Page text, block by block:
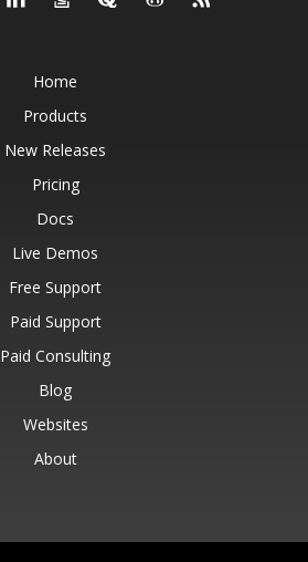
Home
Products
New Releases
Pricing
Docs
Live Demos
Free Support
Paid Support
Paid Consulting
Blog
Websites
About